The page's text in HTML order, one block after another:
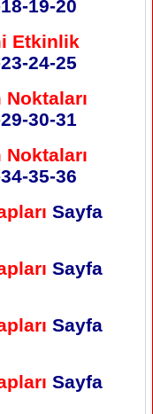
19-20
Etkinlik
24-25
30-31
35-36
Sayfa
Sayfa
Sayfa
Sayfa